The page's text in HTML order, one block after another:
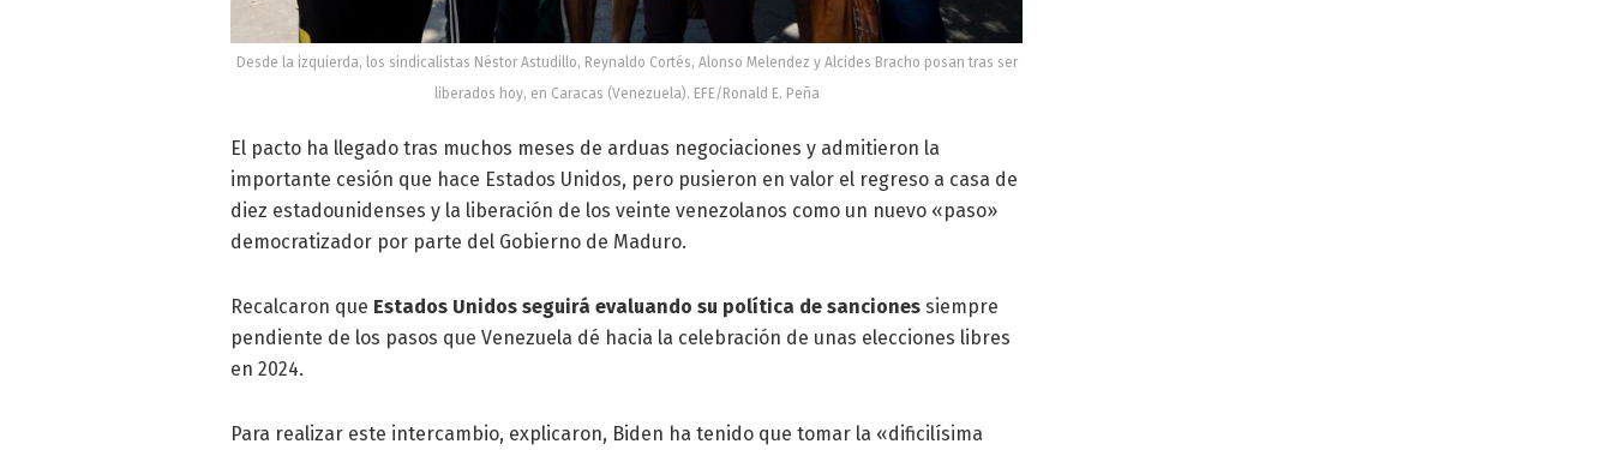
Desde la izquierda, los sindicalistas Néstor Astudillo, Reynaldo Cortés, Alonso Melendez y Alcides Bracho posan tras ser
liberados hoy, en Caracas (Venezuela). EFE/Ronald E. Peña
El pacto ha llegado tras muchos meses de arduas negociaciones y admitieron la
importante cesión que hace Estados Unidos, pero pusieron en valor el regreso a casa de
diez estadounidenses y la liberación de los veinte venezolanos como un nuevo «paso»
democratizador por parte del Gobierno de Maduro.
Recalcaron que Estados Unidos seguirá evaluando su política de sanciones siempre
pendiente de los pasos que Venezuela dé hacia la celebración de unas elecciones libres
en 2024.
Para realizar este intercambio, explicaron, Biden ha tenido que tomar la «dificilísima